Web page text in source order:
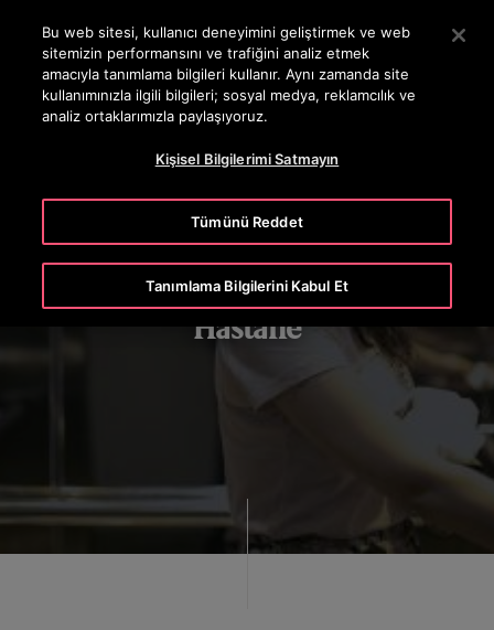
Ana İçeriğe atlamak için Enter tuşuna basın
ARA
Hastane
Bu web sitesi, kullanıcı deneyimini geliştirmek ve web
sitemizin performansını ve trafiğini analiz etmek
amacıyla tanımlama bilgileri kullanır. Aynı zamanda site
kullanımınızla ilgili bilgileri; sosyal medya, reklamcılık ve
analiz ortaklarımızla paylaşıyoruz.
Kişisel Bilgilerimi Satmayın
Tümünü Reddet
Tanımlama Bilgilerini Kabul Et